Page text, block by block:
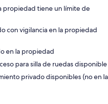
propiedad tiene un límite de
con vigilancia en la propiedad
en la propiedad
para silla de ruedas disponible
privado disponibles (no en la